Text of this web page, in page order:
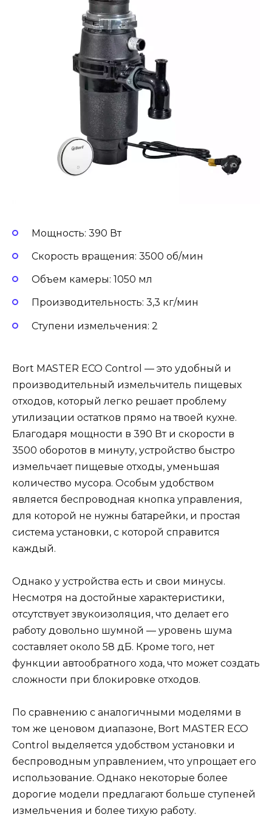
Мощность: 390 Вт
Скорость вращения: 3500 об/мин
Объем камеры: 1050 мл
Производительность: 3,3 кг/мин
Ступени измельчения: 2
Bort MASTER ECO Control — это удобный и
производительный измельчитель пищевых
отходов, который легко решает проблему
утилизации остатков прямо на твоей кухне.
Благодаря мощности в 390 Вт и скорости в
3500 оборотов в минуту, устройство быстро
измельчает пищевые отходы, уменьшая
количество мусора. Особым удобством
является беспроводная кнопка управления,
для которой не нужны батарейки, и простая
система установки, с которой справится
каждый.
Однако у устройства есть и свои минусы.
Несмотря на достойные характеристики,
отсутствует звукоизоляция, что делает его
работу довольно шумной — уровень шума
составляет около 58 дБ. Кроме того, нет
функции автообратного хода, что может создать
сложности при блокировке отходов.
По сравнению с аналогичными моделями в
том же ценовом диапазоне, Bort MASTER ECO
Control выделяется удобством установки и
беспроводным управлением, что упрощает его
использование. Однако некоторые более
дорогие модели предлагают больше ступеней
измельчения и более тихую работу.